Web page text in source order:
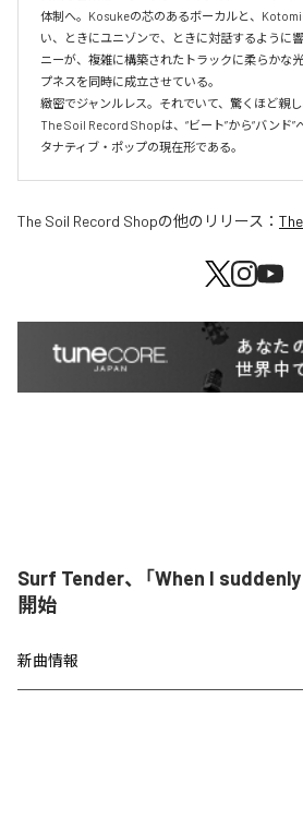
体制へ。Kosukeの芯のあるボーカルと、
い、ときにユニゾンで、ときに対話するように
ニーが、複雑に構築されたトラックに柔らかな
プネスを同時に成立させている。
緻密でジャンルレス。それでいて、驚くほど親し
The Soil Record Shopは、“ビート”から“バンド
タナティブ・ポップの現在形である。
The Soil Record Shopの他のリリース：
Surf Tender、「When I
開始
新曲情報